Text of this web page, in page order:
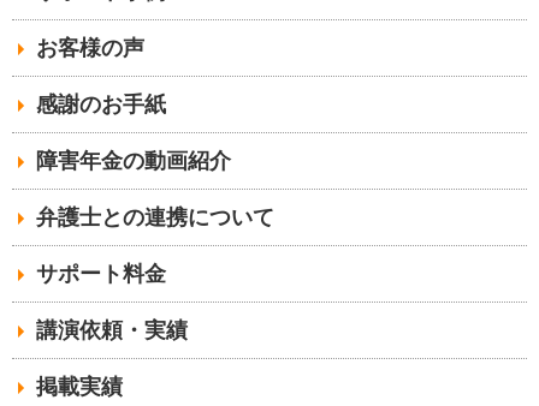
お客様の声
感謝のお手紙
障害年金の動画紹介
弁護士との連携について
サポート料金
講演依頼・実績
掲載実績